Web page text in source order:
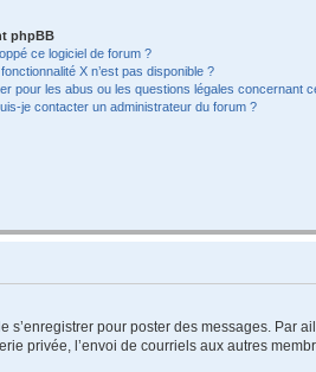
phpBB
ce logiciel de forum ?
X n’est pas disponible ?
pour les abus ou les questions légales concernant
je contacter un administrateur du forum ?
pour poster des messages. Par
privée, l’envoi de courriels aux autres